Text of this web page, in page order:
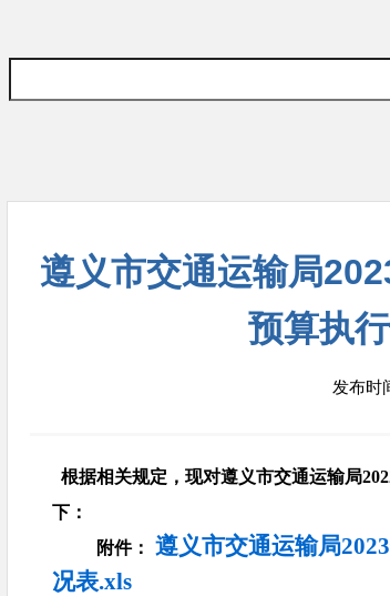
遵义市交通运输局
预算执
发布时
根据相关规定，现对遵义市交通运输局
下：
附件：
遵义市交通运输局
况表.xls